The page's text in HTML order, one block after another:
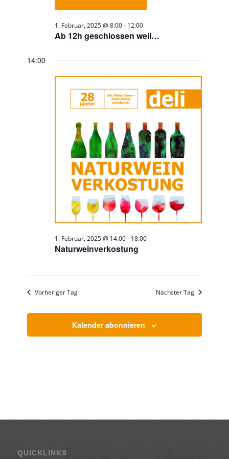
Ab 12h geschlossen weil…
1. Februar, 2025 @ 8:00- 12:00
14:00
Naturweinverkostung
1. Februar, 2025 @ 14:00- 18:00
Vorheriger Tag Nächster Tag
Kalender abonnieren
QUICKLINKS